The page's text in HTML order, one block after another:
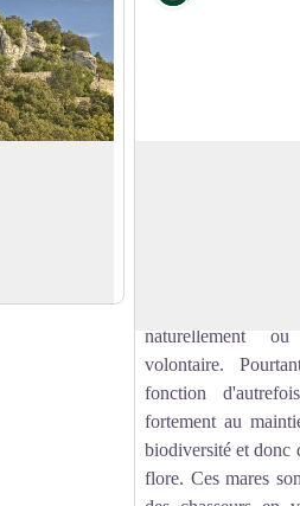
naturellement
volontaire.
fonction
fortement au
biodiversité et donc
flore. Ces mares